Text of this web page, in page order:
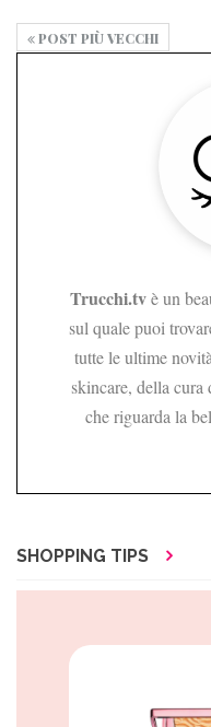
POST PIÙ VECCHI
Trucchi.tvè un
sul quale puoi
tutte le ultime
skincare, della
che riguarda la
SHOPPING TIPS